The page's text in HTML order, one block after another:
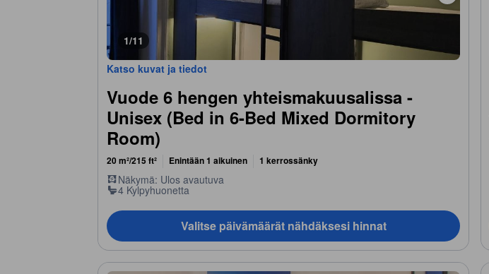
1/11
Katso kuvat ja tiedot
Vuode 6 hengen yhteismakuusalissa -
Unisex (Bed in 6-Bed Mixed Dormitory
Room)
20 m²/215 ft² Enintään 1 aikuinen 1 kerrossänky
Näkymä: Ulos avautuva
4 Kylpyhuonetta
Valitse päivämäärät nähdäksesi hinnat